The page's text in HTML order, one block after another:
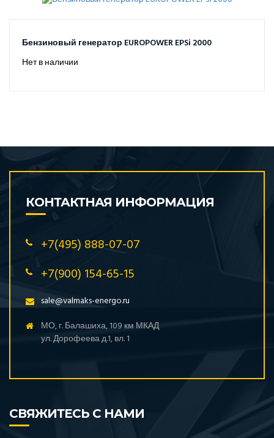
Бензиновый генератор EUROPOWER EPSi 2000
Нет в наличии
КОНТАКТНАЯ ИНФОРМАЦИЯ
+7(495) 888-07-07
+7(900) 154-65-15
sale@valmaks-energo.ru
МО, г. Балашиха, 109 км МКАД
ул. Дорофеева д.1, вл. 1
СВЯЖИТЕСЬ С НАМИ